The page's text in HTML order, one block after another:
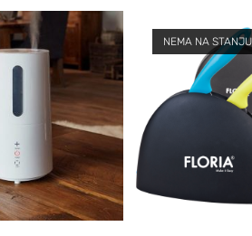
NEMA NA STANJU